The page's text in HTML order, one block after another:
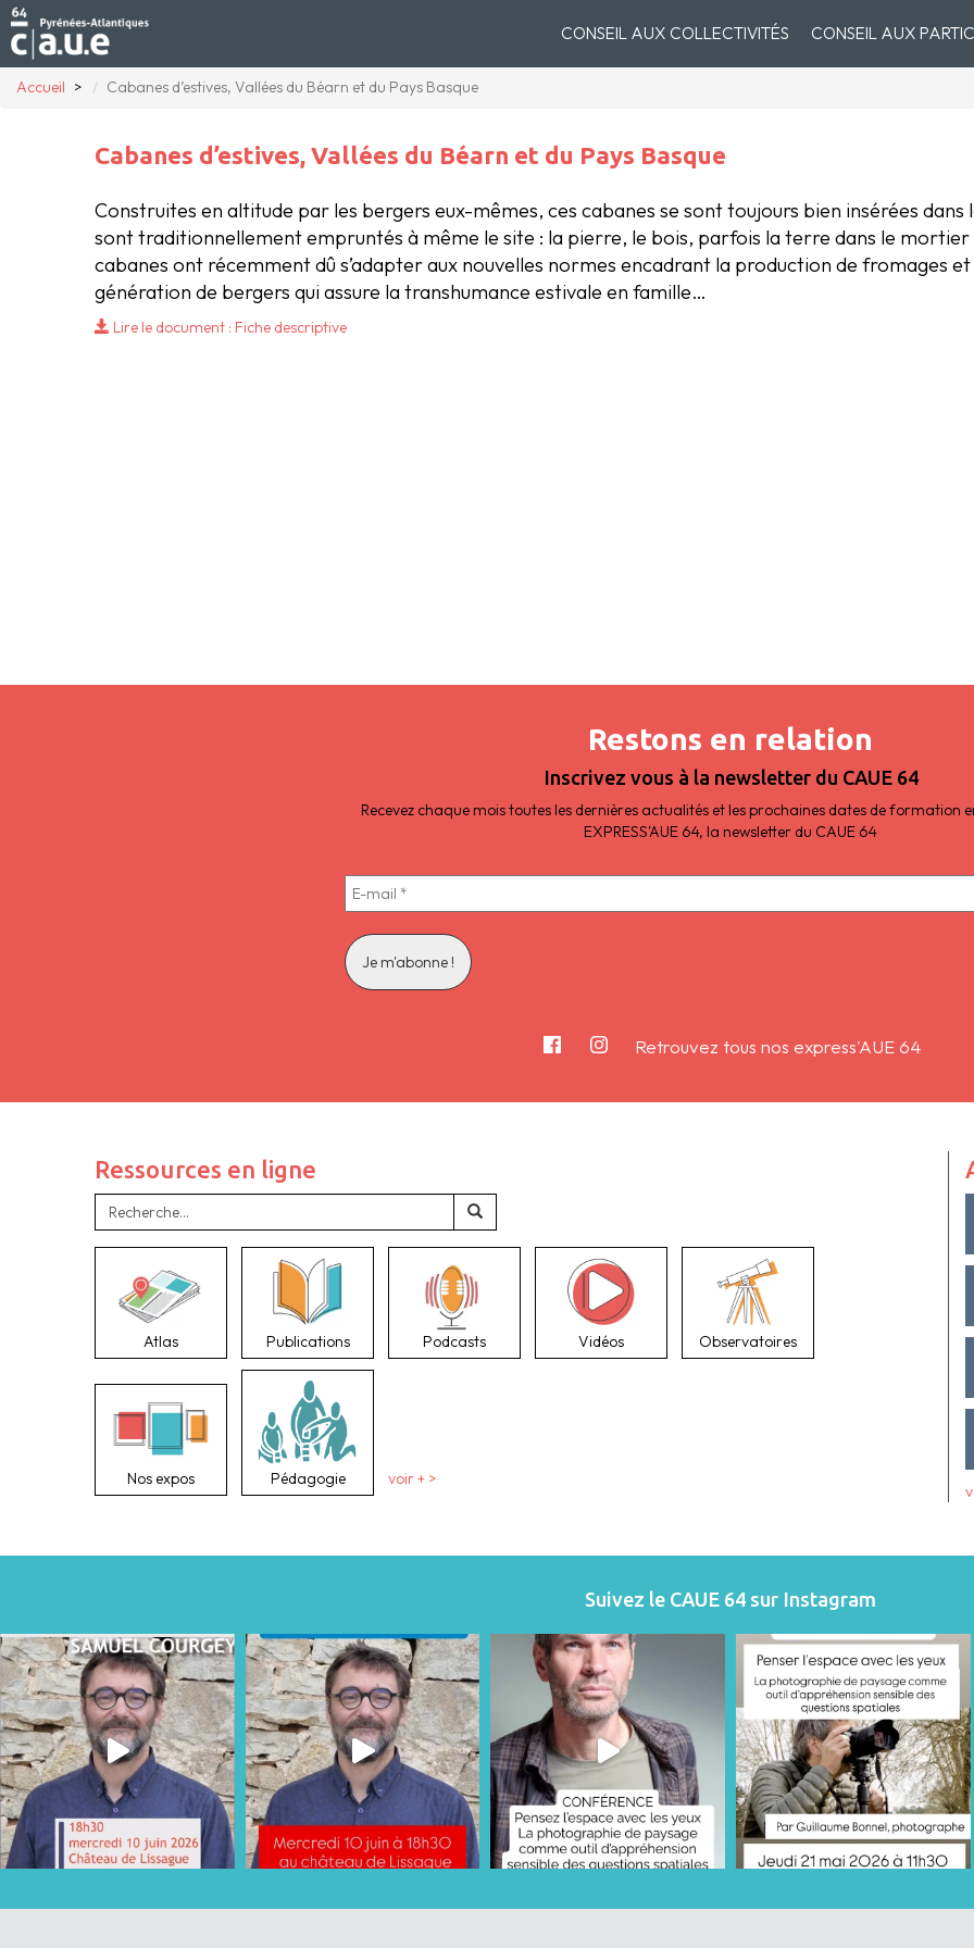
CONSEIL AUX COLLECTIVITÉS CONSEIL AUX
Accueil Cabanes d’estives, Vallées du Béarn et du Pays Basque
Cabanes d’estives, Vallées du Béarn et du Pays Basque
Construites en altitude par les bergers eux-mêmes, ces cabanes se sont toujours bien insérées
sont traditionnellement empruntés à même le site : la pierre, le bois, parfois la terre dans le
cabanes ont récemment dû s’adapter aux nouvelles normes encadrant la production de fromages
génération de bergers qui assure la transhumance estivale en famille…
Lire le document : Fiche descriptive
Restons en relation
Inscrivez vous à la newsletter du CAUE 64
Recevez chaque mois toutes les dernières actualités et les prochaines dates de formation
EXPRESS'AUE 64, la newsletter du CAUE 64
Retrouvez tous nos express'AUE 64
Ressources en ligne
Atlas Publications Podcasts Vidéos Observatoires
Nos expos Pédagogie voir + >
Suivez le CAUE 64 sur Instagram